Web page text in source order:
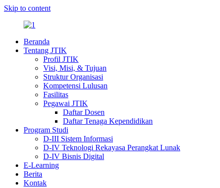
Skip to content
Beranda
Tentang JTIK
Profil JTIK
Visi, Misi, & Tujuan
Struktur Organisasi
Kompetensi Lulusan
Fasilitas
Pegawai JTIK
Daftar Dosen
Daftar Tenaga Kependidikan
Program Studi
D-III Sistem Informasi
D-IV Teknologi Rekayasa Perangkat Lunak
D-IV Bisnis Digital
E-Learning
Berita
Kontak